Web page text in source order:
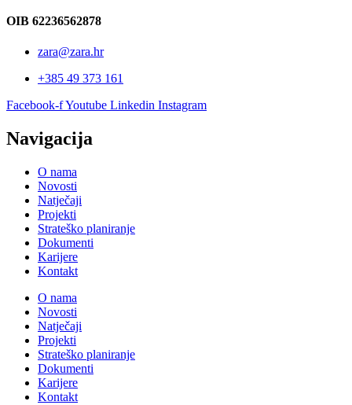
OIB 62236562878
zara@zara.hr
+385 49 373 161
Facebook-fYoutube Linkedin Instagram
Navigacija
O nama
Novosti
Natječaji
Projekti
Strateško planiranje
Dokumenti
Karijere
Kontakt
O nama
Novosti
Natječaji
Projekti
Strateško planiranje
Dokumenti
Karijere
Kontakt